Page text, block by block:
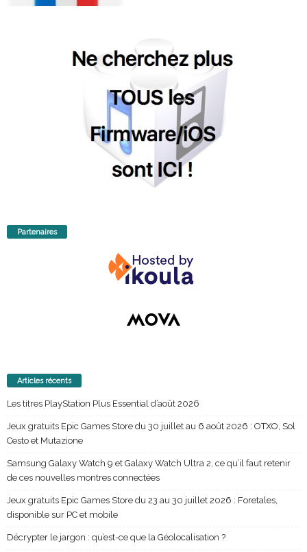
Partenaires
Articles récents
Les titres PlayStation Plus Essential d’août 2026
Jeux gratuits Epic Games Store du 30 juillet au 6 août 2026 : OTXO, Sol
Cesto et Mutazione
Samsung Galaxy Watch 9 et Galaxy Watch Ultra 2, ce qu’il faut retenir
de ces nouvelles montres connectées
Jeux gratuits Epic Games Store du 23 au 30 juillet 2026 : Foretales,
disponible sur PC et mobile
Décrypter le jargon : qu’est-ce que la Géolocalisation ?